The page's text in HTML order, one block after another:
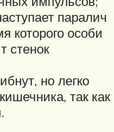
паралич
которого особи
стенок
но легко
так как